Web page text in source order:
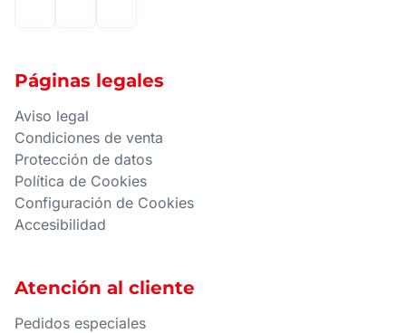
Páginas legales
Aviso legal
Condiciones de venta
Protección de datos
Política de Cookies
Configuración de Cookies
Accesibilidad
Atención al cliente
Pedidos especiales